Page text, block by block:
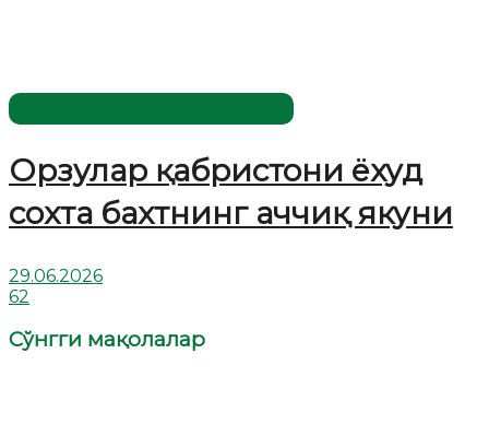
Орзулар қабристони ёхуд
сохта бахтнинг аччиқ якуни
29.06.2026
62
Сўнгги мақолалар